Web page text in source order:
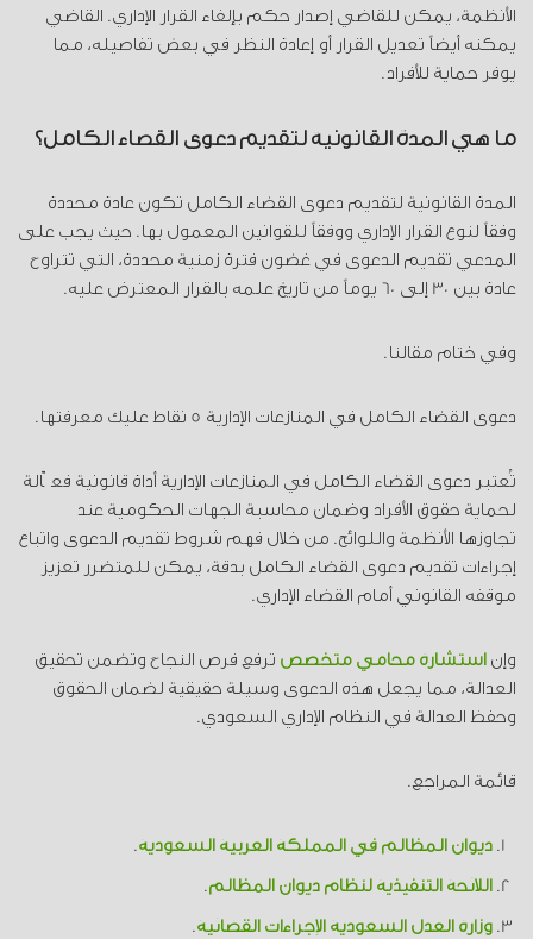
الأنظمة، يمكن للقاضي إصدار حكم بإلغاء القرار الإداري. القاضي
يمكنه أيضاً تعديل القرار أو إعادة النظر في بعض تفاصيله، مما
يوفر حماية للأفراد.
ما هي المدة القانونية لتقديم دعوى القضاء الكامل؟
المدة القانونية لتقديم دعوى القضاء الكامل تكون عادة محددة
وفقاً لنوع القرار الإداري ووفقاً للقوانين المعمول بها. حيث يجب على
المدعي تقديم الدعوى في غضون فترة زمنية محددة، التي تتراوح
عادة بين 30 إلى 60 يوماً من تاريخ علمه بالقرار المعترض عليه.
وفي ختام مقالنا.
دعوى القضاء الكامل في المنازعات الإدارية 5 نقاط عليك معرفتها.
تُعتبر دعوى القضاء الكامل في المنازعات الإدارية أداة قانونية فعّالة
لحماية حقوق الأفراد وضمان محاسبة الجهات الحكومية عند
تجاوزها الأنظمة واللوائح. من خلال فهم شروط تقديم الدعوى واتباع
إجراءات تقديم دعوى القضاء الكامل بدقة، يمكن للمتضرر تعزيز
موقفه القانوني أمام القضاء الإداري.
وإن استشارة محامي متخصص ترفع فرص النجاح وتضمن تحقيق
العدالة، مما يجعل هذه الدعوى وسيلة حقيقية لضمان الحقوق
وحفظ العدالة في النظام الإداري السعودي.
قائمة المراجع.
ديوان المظالم في المملكة العربية السعودية.
اللائحة التنفيذية لنظام ديوان المظالم.
وزارة العدل السعودية الإجراءات القضائية.